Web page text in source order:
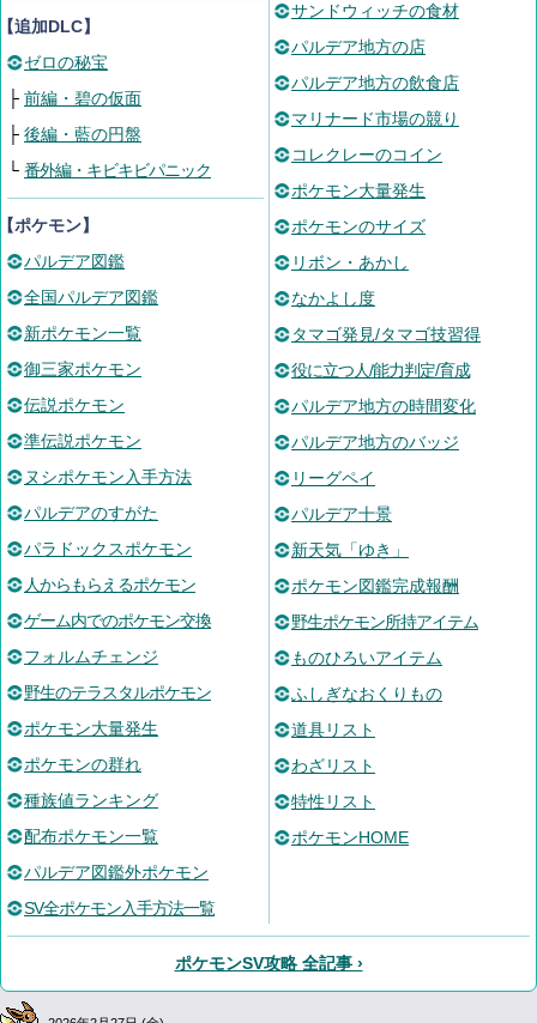
追加DLC】
ゼロの秘宝
├ 前編・碧の仮面
├ 後編・藍の円盤
└ 番外編・キビキビパニック
ポケモン】
パルデア図鑑
全国パルデア図鑑
新ポケモン一覧
御三家ポケモン
伝説ポケモン
準伝説ポケモン
ヌシポケモン入手方法
パルデアのすがた
パラドックスポケモン
人からもらえるポケモン
ゲーム内でのポケモン交換
フォルムチェンジ
野生のテラスタルポケモン
ポケモン大量発生
ポケモンの群れ
種族値ランキング
配布ポケモン一覧
パルデア図鑑外ポケモン
SV全ポケモン入手方法一覧
サンドウィッチの食材
パルデア地方の店
パルデア地方の飲食店
マリナード市場の競り
コレクレーのコイン
ポケモン大量発生
ポケモンのサイズ
リボン・あかし
なかよし度
タマゴ発見/タマゴ技習得
役に立つ人/能力判定/育成
パルデア地方の時間変化
パルデア地方のバッジ
リーグペイ
パルデア十景
新天気「ゆき」
ポケモン図鑑完成報酬
野生ポケモン所持アイテム
ものひろいアイテム
ふしぎなおくりもの
道具リスト
わざリスト
特性リスト
ポケモンHOME
ポケモンSV攻略 全記事 ›